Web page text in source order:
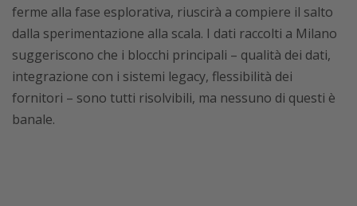
ferme alla fase esplorativa, riuscirà a compiere il salto
dalla sperimentazione alla scala. I dati raccolti a Milano
suggeriscono che i blocchi principali – qualità dei dati,
integrazione con i sistemi legacy, flessibilità dei
fornitori – sono tutti risolvibili, ma nessuno di questi è
banale.